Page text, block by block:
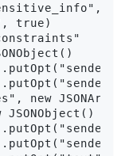
true)
new
JSONObject()